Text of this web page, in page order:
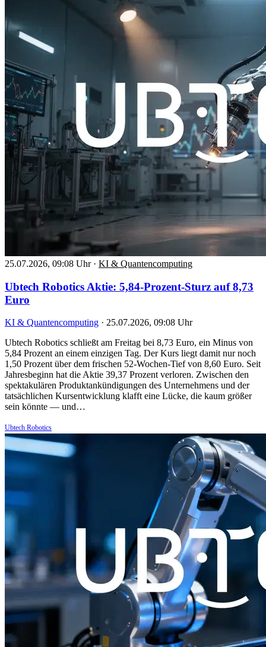
25.07.2026, 09:08 Uhr · KI & Quantencomputing
Ubtech Robotics Aktie: 5,84-Prozent-Sturz auf 8,73
Euro
KI & Quantencomputing · 25.07.2026, 09:08 Uhr
Ubtech Robotics schließt am Freitag bei 8,73 Euro, ein Minus von
5,84 Prozent an einem einzigen Tag. Der Kurs liegt damit nur noch
1,50 Prozent über dem frischen 52-Wochen-Tief von 8,60 Euro. Seit
Jahresbeginn hat die Aktie 39,37 Prozent verloren. Zwischen den
spektakulären Produktankündigungen des Unternehmens und der
tatsächlichen Kursentwicklung klafft eine Lücke, die kaum größer
sein könnte — und…
Ubtech Robotics